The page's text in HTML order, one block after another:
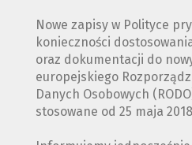
Nowe zapisy w Polityce
konieczności
oraz dokumentacji do
europejskiego
Danych Osobowych
stosowane od 25 maja